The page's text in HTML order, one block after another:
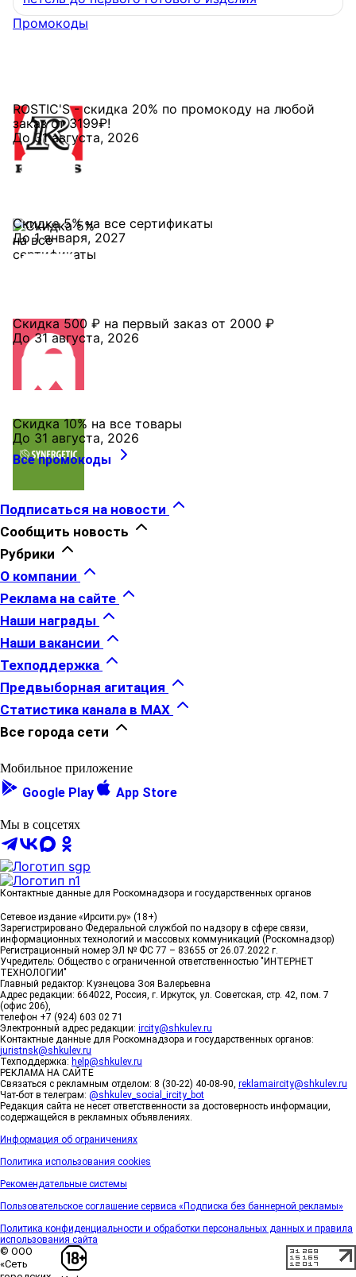
Промокоды
ROSTIC'S - скидка 20% по промокоду на любой
заказ от 3199₽!
До 31 августа, 2026
Скидка 5% на все сертификаты
До 1 января, 2027
Скидка 500 ₽ на первый заказ от 2000 ₽
До 31 августа, 2026
Скидка 10% на все товары
До 31 августа, 2026
Все промокоды
Подписаться на новости
Сообщить новость
Рубрики
О компании
Реклама на сайте
Наши награды
Наши вакансии
Техподдержка
Предвыборная агитация
Статистика канала в MAX
Все города сети
Мобильное приложение
Google Play App Store
Мы в соцсетях
Контактные данные для Роскомнадзора и государственных органов
Сетевое издание «Ирсити.ру» (18+)
Зарегистрировано Федеральной службой по надзору в сфере связи,
информационных технологий и массовых коммуникаций (Роскомнадзор)
Регистрационный номер ЭЛ № ФС 77 – 83655 от 26.07.2022 г.
Учредитель: Общество с ограниченной ответственностью "ИНТЕРНЕТ
ТЕХНОЛОГИИ"
Главный редактор: Кузнецова Зоя Валерьевна
Адрес редакции: 664022, Россия, г. Иркутск, ул. Советская, стр. 42, пом. 7
(офис 206),
телефон +7 (924) 603 02 71
Электронный адрес редакции: ircity@shkulev.ru
Контактные данные для Роскомнадзора и государственных органов:
juristnsk@shkulev.ru
Техподдержка: help@shkulev.ru
РЕКЛАМА НА САЙТЕ
Связаться с рекламным отделом: 8 (30-22) 40-08-90, reklamaircity@shkulev.ru
Чат-бот в телеграм: @shkulev_social_ircity_bot
Редакция сайта не несет ответственности за достоверность информации,
содержащейся в рекламных объявлениях.
Информация об ограничениях
Политика использования cookies
Рекомендательные системы
Пользовательское соглашение сервиса «Подписка без баннерной рекламы»
Политика конфиденциальности и обработки персональных данных и правила
использования сайта
© ООО
«Сеть